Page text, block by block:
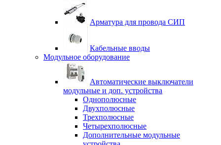
Арматура для провода СИП
Кабельные вводы
Модульное оборудование
Автоматические выключатели
модульные и доп. устройства
Однополюсные
Двухполюсные
Трехполюсные
Четырехполюсные
Дополнительные модульные